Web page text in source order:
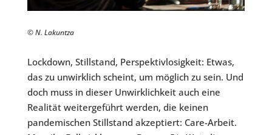
© N. Lakuntza
Lockdown, Stillstand, Perspektivlosigkeit: Etwas,
das zu unwirklich scheint, um möglich zu sein. Und
doch muss in dieser Unwirklichkeit auch eine
Realität weitergeführt werden, die keinen
pandemischen Stillstand akzeptiert: Care-Arbeit.